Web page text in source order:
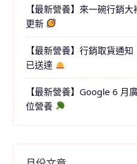
【最新營養】來一碗行銷
更新
【最新營養】行銷取貨通
已送達
【最新營養】Google 6 月
位營養